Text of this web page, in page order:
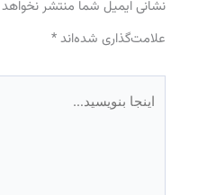
اینجا
بنویسید…